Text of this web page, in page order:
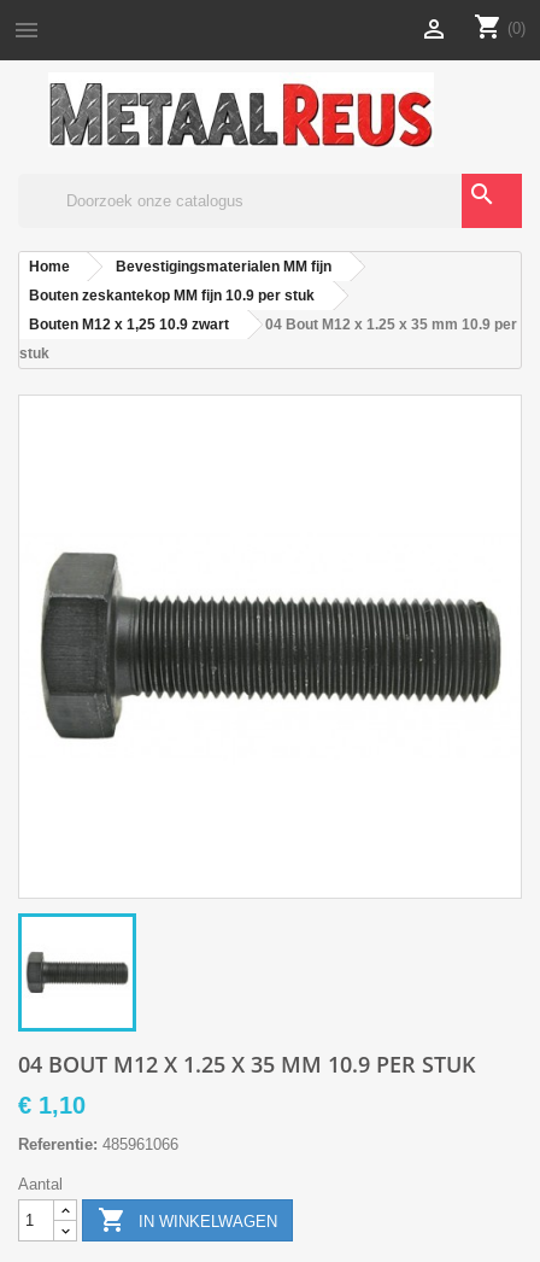
 shopping_cart (0)

search
Home
Bevestigingsmaterialen MM fijn
Bouten zeskantekop MM fijn 10.9 per stuk
Bouten M12 x 1,25 10.9 zwart
04 Bout M12 x 1.25 x 35 mm 10.9 per
stuk
04 BOUT M12 X 1.25 X 35 MM 10.9 PER STUK
€ 1,10
Referentie: 485961066
Aantal
 IN WINKELWAGEN